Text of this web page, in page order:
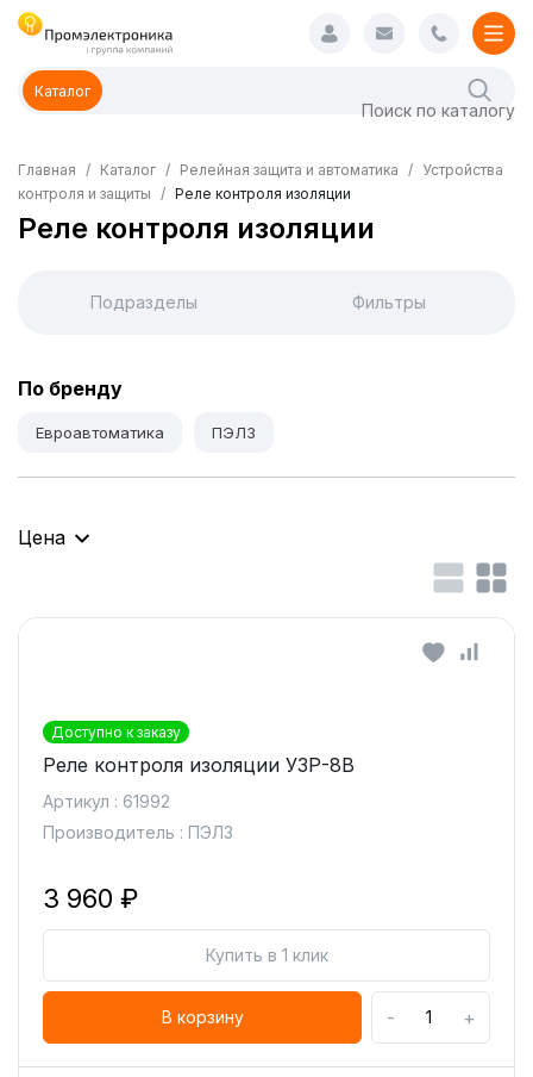
Каталог
Главная Каталог Релейная защита и автоматика
Устройства
контроля и защиты
Реле контроля изоляции
Реле контроля изоляции
Подразделы Фильтры
По бренду
Евроавтоматика ПЭЛЗ
Цена
Доступно к заказу
Реле контроля изоляции УЗР-8В
Артикул : 61992
Производитель : ПЭЛЗ
3 960 ₽
Купить в 1 клик
В корзину - +